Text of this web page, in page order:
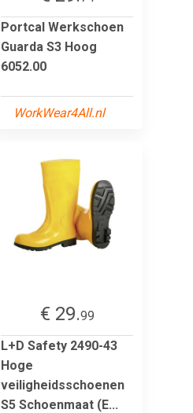
Portcal Werkschoen
Guarda S3 Hoog
6052.00
WorkWear4All.nl
€ 29.99
L+D Safety 2490-43
Hoge
veiligheidsschoenen
S5 Schoenmaat (E...